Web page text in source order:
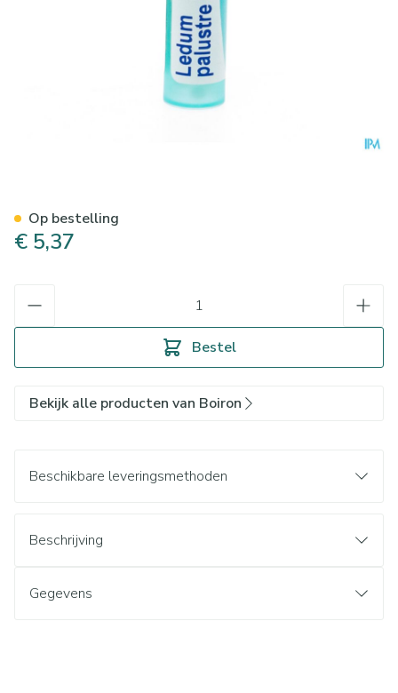
€ 5,37
Bestel
Op bestelling
Bekijk alle producten van Boiron
Beschikbare leveringsmethoden
Beschrijving
Gegevens